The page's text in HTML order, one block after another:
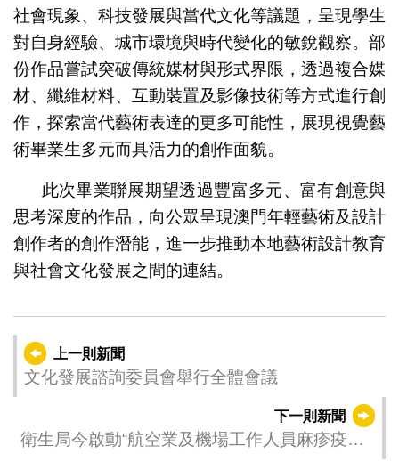
社會現象、科技發展與當代文化等議題，呈現學生
對自身經驗、城市環境與時代變化的敏銳觀察。部
份作品嘗試突破傳統媒材與形式界限，透過複合媒
材、纖維材料、互動裝置及影像技術等方式進行創
作，探索當代藝術表達的更多可能性，展現視覺藝
術畢業生多元而具活力的創作面貌。
此次畢業聯展期望透過豐富多元、富有創意與
思考深度的作品，向公眾呈現澳門年輕藝術及設計
創作者的創作潛能，進一步推動本地藝術設計教育
與社會文化發展之間的連結。
上一則新聞
文化發展諮詢委員會舉行全體會議
下一則新聞
衛生局今啟動“航空業及機場工作人員麻疹疫苗